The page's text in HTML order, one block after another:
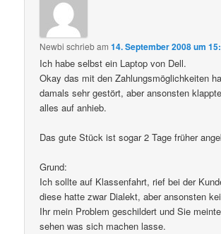
Newbi schriebam14. September 2008 um
Ich habe selbst ein Laptop von Dell.
Okay das mit den Zahlungsmöglichkeiten
damals sehr gestört, aber ansonsten
alles auf anhieb.
Das gute Stück ist sogar 2 Tage früher
Grund:
Ich sollte auf Klassenfahrt, rief bei der
diese hatte zwar Dialekt, aber ansonsten
Ihr mein Problem geschildert und Sie
sehen was sich machen lasse.